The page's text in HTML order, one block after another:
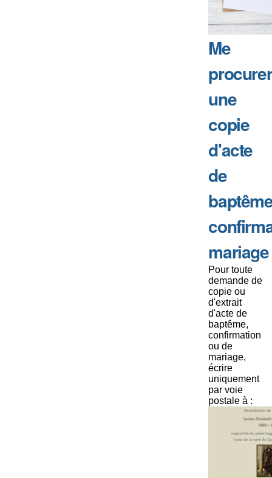
Me
procurer
une
copie
d'acte
de
mariage
Pour toute
demande de
copie ou
d'extrait
d'acte de
baptême,
confirmation
ou de
mariage,
écrire
uniquement
par voie
postale à :